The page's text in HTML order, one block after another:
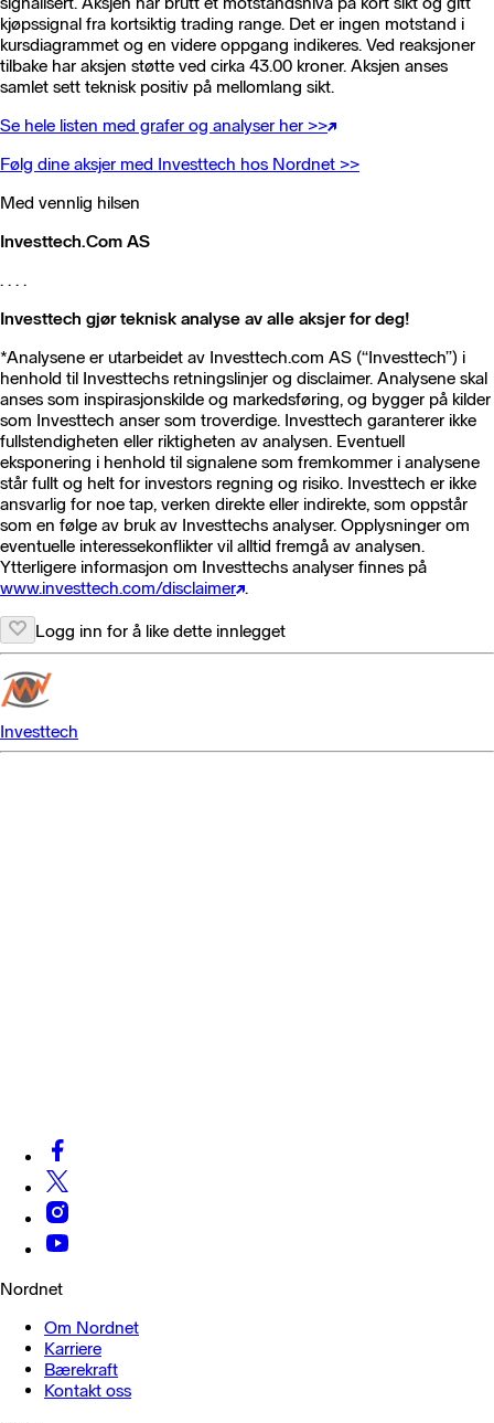
kjøpssignal fra kortsiktig trading range. Det er ingen motstand i
kursdiagrammet og en videre oppgang indikeres. Ved reaksjoner
tilbake har aksjen støtte ved cirka 43.00 kroner. Aksjen anses
samlet sett teknisk positiv på mellomlang sikt.
Se hele listen med grafer og analyser her >>
Følg dine aksjer med Investtech hos Nordnet >>
Med vennlig hilsen
Investtech.Com AS
. . . .
Investtech gjør teknisk analyse av alle aksjer for deg!
*Analysene er utarbeidet av Investtech.com AS (“Investtech”) i
henhold til Investtechs retningslinjer og disclaimer. Analysene skal
anses som inspirasjonskilde og markedsføring, og bygger på kilder
som Investtech anser som troverdige. Investtech garanterer ikke
fullstendigheten eller riktigheten av analysen. Eventuell
eksponering i henhold til signalene som fremkommer i analysene
står fullt og helt for investors regning og risiko. Investtech er ikke
ansvarlig for noe tap, verken direkte eller indirekte, som oppstår
som en følge av bruk av Investtechs analyser. Opplysninger om
eventuelle interessekonflikter vil alltid fremgå av analysen.
Ytterligere informasjon om Investtechs analyser finnes på
www.investtech.com/disclaimer .
Logg inn for å like dette innlegget
Investtech
Nordnet
Om Nordnet
Karriere
Bærekraft
Kontakt oss